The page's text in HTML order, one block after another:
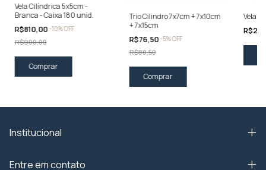
Vela Cilíndrica 5x5cm -
Branca - Caixa 180 unid.
R$810,00 -10%OFF
R$900,00
Trio Cilindro 7x7cm + 7x10cm
+ 7x15cm
R$76,50 -5%OFF
R$80,50
Vela
Institucional
Entre em contato